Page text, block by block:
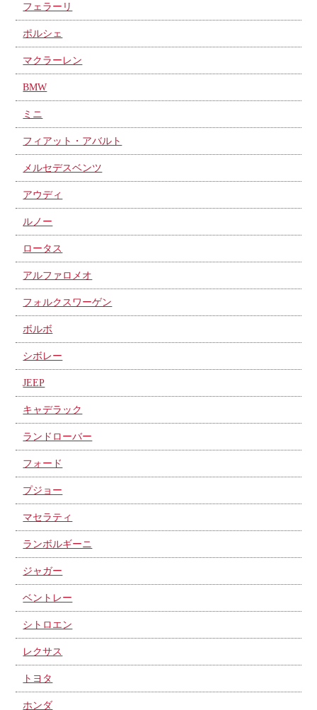
フェラーリ
ポルシェ
マクラーレン
BMW
ミニ
フィアット・アバルト
メルセデスベンツ
アウディ
ルノー
ロータス
アルファロメオ
フォルクスワーゲン
ボルボ
シボレー
JEEP
キャデラック
ランドローバー
フォード
プジョー
マセラティ
ランボルギーニ
ジャガー
ベントレー
シトロエン
レクサス
トヨタ
ホンダ